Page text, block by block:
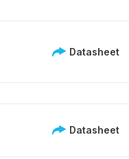
Datasheet
Datasheet